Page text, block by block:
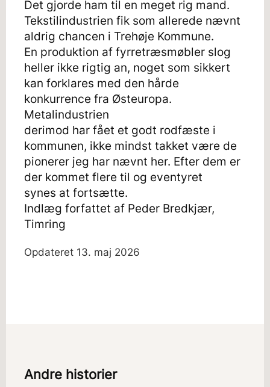
Det gjorde ham til en meget rig mand.
Tekstilindustrien fik som allerede nævnt
aldrig chancen i Trehøje Kommune.
En produktion af fyrretræsmøbler slog
heller ikke rigtig an, noget som sikkert
kan forklares med den hårde
konkurrence fra Østeuropa.
Metalindustrien
derimod har fået et godt rodfæste i
kommunen, ikke mindst takket være de
pionerer jeg har nævnt her. Efter dem er
der kommet flere til og eventyret
synes at fortsætte.
Indlæg forfattet af Peder Bredkjær,
Timring
Opdateret 13. maj 2026
Andre historier